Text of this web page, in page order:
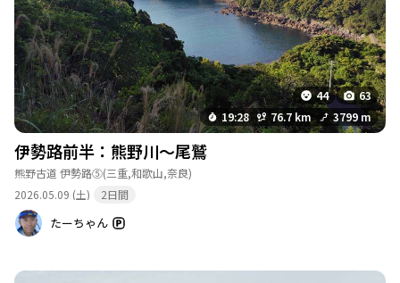
44
63
19:28
76.7 km 3799 m
伊勢路前半：熊野川〜尾鷲
熊野古道 伊勢路⑤(三重,和歌山,奈良)
2026.05.09 (土)
2日間
たーちゃん